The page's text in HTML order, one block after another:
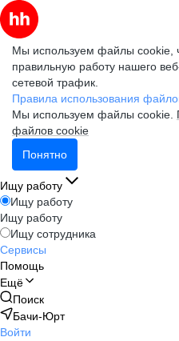
Мы используем файлы cookie,
правильную работу нашего
сетевой трафик.
Правила использования
Мы используем файлы cookie.
файлов cookie
Понятно
Ищу работу
Ищу работу
Ищу работу
Ищу сотрудника
Сервисы
Помощь
Ещё
Поиск
Бачи-Юрт
Войти